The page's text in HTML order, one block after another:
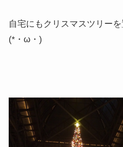
自宅にもクリスマスツリー
(*・ω・)